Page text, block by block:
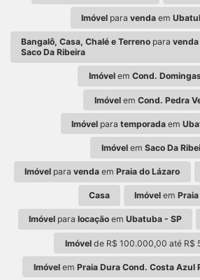
Imóvel para venda em
Bangalô, Casa, Chalé e Terreno paravenda
Saco Da Ribeira
Imóvelem Cond.
Imóvelem Cond. Pedra
Imóvel para temporada em
Imóvelem Saco Da
Imóvel paravenda emPraia do Lázaro
Casa Imóvel em
Imóvelpara locaçãoem Ubatuba - SP
Imóvelde R$ 100.000,00 até R$
Imóvelem Praia Dura Cond. Costa Azul